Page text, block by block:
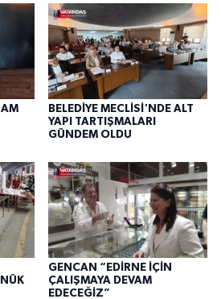
BELEDİYE MECLİSİ'NDE ALT
YAPI TARTIŞMALARI
GÜNDEM OLDU
GENCAN “EDİRNE İÇİN
ÇALIŞMAYA DEVAM
EDECEĞİZ”